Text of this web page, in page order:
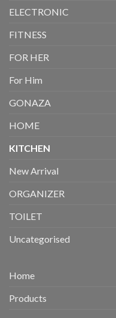
ELECTRONIC
FITNESS
FOR HER
For Him
GONAZA
HOME
KITCHEN
New Arrival
ORGANIZER
TOILET
Uncategorised
Home
Products